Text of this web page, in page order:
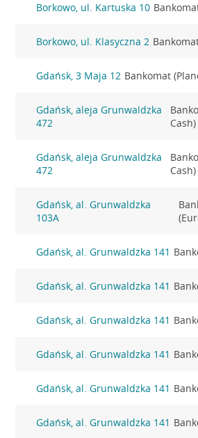
Borkowo, ul. Kartuska 10
Borkowo, ul. Klasyczna 2
Gdańsk, 3 Maja 12 Bankomat
Gdańsk, aleja Grunwaldzka
472
Cash)
Gdańsk, aleja Grunwaldzka
472
Cash)
Gdańsk, al. Grunwaldzka
103A
Gdańsk, al. Grunwaldzka 141
Gdańsk, al. Grunwaldzka 141
Gdańsk, al. Grunwaldzka 141
Gdańsk, al. Grunwaldzka 141
Gdańsk, al. Grunwaldzka 141
Gdańsk, al. Grunwaldzka 141